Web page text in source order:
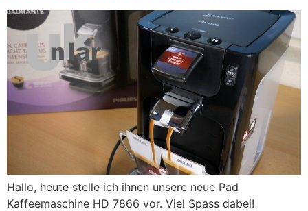
Hallo, heute stelle ich ihnen unsere neue Pad
Kaffeemaschine HD 7866 vor. Viel Spass dabei!